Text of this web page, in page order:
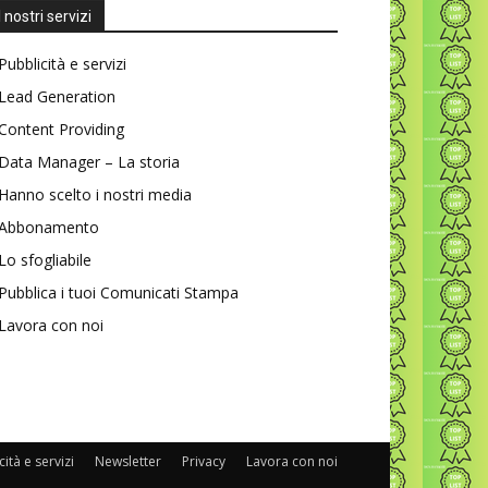
I nostri servizi
Pubblicità e servizi
Lead Generation
Providing
Data Manager – La storia
Hanno scelto i nostri media
Lo sfogliabile
Pubblica i tuoi Comunicati Stampa
Lavora con noi
e servizi Newsletter Privacy Lavora con noi